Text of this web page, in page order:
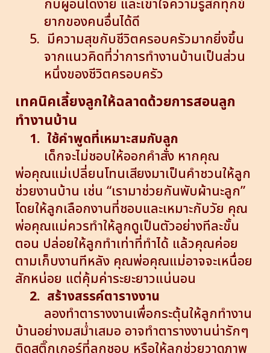
กับผู้อื่นได้ง่าย และเข้าใจความรู้สึกทุกข์
ยากของคนอื่นได้ดี
5. มีความสุขกับชีวิตครอบครัวมากยิ่งขึ้น
จากแนวคิดที่ว่าการทำงานบ้านเป็นส่วน
หนึ่งของชีวิตครอบครัว
เทคนิคเลี้ยงลูกให้ฉลาดด้วยการสอนลูก
ทำงานบ้าน
1. ใช้คำพูดที่เหมาะสมกับลูก
เด็กจะไม่ชอบให้ออกคำสั่ง หากคุณ
พ่อคุณแม่เปลี่ยนโทนเสียงมาเป็นคำชวนให้ลูก
ช่วยงานบ้าน เช่น “เรามาช่วยกันพับผ้านะลูก”
โดยให้ลูกเลือกงานที่ชอบและเหมาะกับวัย คุณ
พ่อคุณแม่ควรทำให้ลูกดูเป็นตัวอย่างทีละขั้น
ตอน ปล่อยให้ลูกทำเท่าที่ทำได้ แล้วคุณค่อย
ตามเก็บงานทีหลัง คุณพ่อคุณแม่อาจจะเหนื่อย
สักหน่อย แต่คุ้มค่าระยะยาวแน่นอน
2. สร้างสรรค์ตารางงาน
ลองทำตารางงานเพื่อกระตุ้นให้ลูกทำงาน
บ้านอย่างมสม่ำเสมอ อาจทำตารางงานน่ารักๆ